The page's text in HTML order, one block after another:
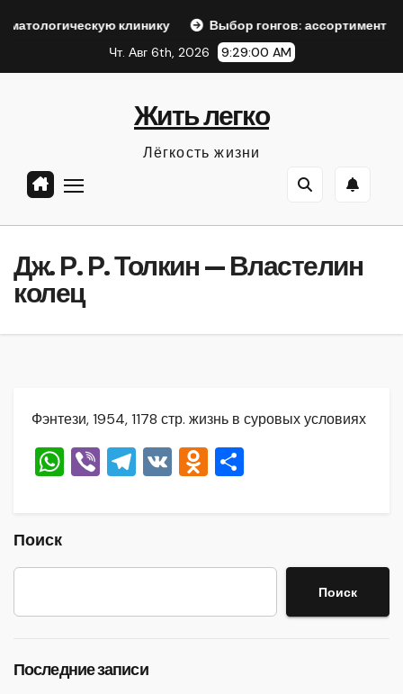
клинику
Выбор гонгов: ассортимент и
Чт. Авг 6th, 2026
9:29:01 AM
Жить легко
Лёгкость жизни
Дж. Р. Р. Толкин — Властелин
колец
Фэнтези, 1954, 1178 стр. жизнь в суровых условиях
W
A
p
Vi T
a
m
V O
kl
a
в
и
Поиск
Поиск
Последние записи